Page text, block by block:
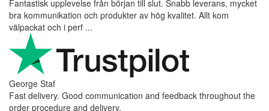
Andrea Munari
Very good customer support and delivery.